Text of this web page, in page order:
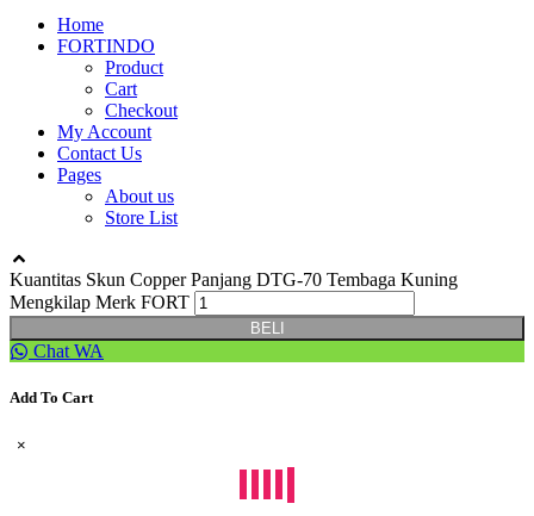
Home
FORTINDO
Product
Cart
Checkout
My Account
Contact Us
Pages
About us
Store List
Kuantitas Skun Copper Panjang DTG-70 Tembaga Kuning
Mengkilap Merk FORT
BELI
Chat WA
Add To Cart
×